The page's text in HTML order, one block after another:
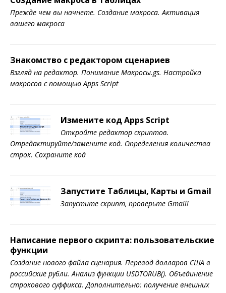
Прежде чем вы начнете. Создание макроса. Активация
вашего макроса
Знакомство с редактором сценариев
Взгляд на редактор. Понимание Макросы.gs. Настройка
макросов с помощью Apps Script
Измените код Apps Script
Откройте редактор скриптов.
Отредактируйте/замените код. Определения количества
строк. Сохраните код
Запустите Таблицы, Карты и Gmail
Запустите скрипт, проверьте Gmail!
Написание первого скрипта: пользовательские
функции
Создание нового файла сценария. Перевод долларов США в
российские рубли. Анализ функции USDTORUB(). Объединение
строкового суффикса. Дополнительно: получение внешних